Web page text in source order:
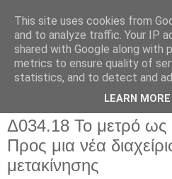
Δ034.18 Το μετρό ως
Προς μια νέα
μετακίνησης
This site uses cookies from
and to analyze traffic. Your IP
shared with Google along with
metrics to ensure quality of
statistics, and to detect and
LEARN MORE